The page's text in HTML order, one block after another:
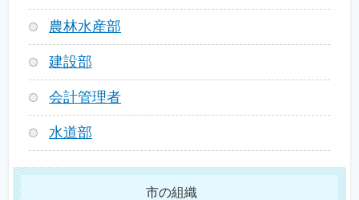
農林水産部
建設部
会計管理者
水道部
市の組織